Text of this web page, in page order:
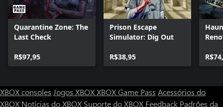
Quarantine Zone: The
Last Check
R$97,95
Prison Escape
Simulator: Dig Out
R$38,95
XBOX consoles Jogos XBOXXBOX Game Pass Acessórios do
XBOX Notícias do XBOX Suporte do XBOX Feedback Padrões da